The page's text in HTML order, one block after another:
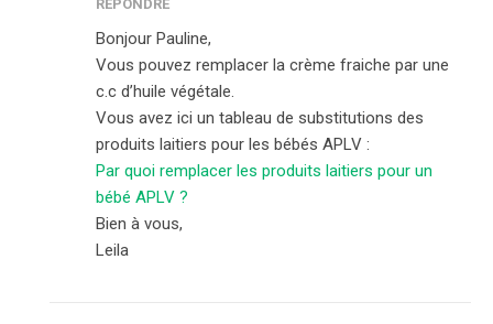
RÉPONDRE
Bonjour Pauline,
Vous pouvez remplacer la crème fraiche par une
c.c d’huile végétale.
Vous avez ici un tableau de substitutions des
produits laitiers pour les bébés APLV :
Par quoi remplacer les produits laitiers pour un
bébé APLV ?
Bien à vous,
Leila